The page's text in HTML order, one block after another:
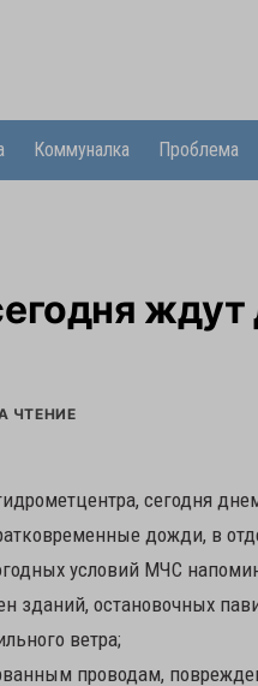
Коммуналка Проблема
ЧТЕНИЕ
сегодня
дожди, в
условий МЧС
зданий, остановочных
ветра;
проводам,